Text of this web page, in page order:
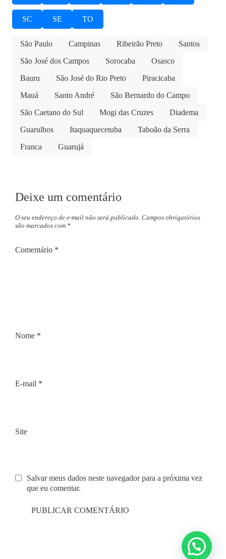
SC SE TO
São Paulo Campinas Ribeirão Preto
Santos
São José dos Campos
Sorocaba
Osasco
Bauru
São José do Rio Preto
Piracicaba
Mauá
Santo André
São Bernardo do Campo
São Caetano do Sul
Mogi das Cruzes
Diadema
Guarulhos
Itaquaquecetuba
Taboão da Serra
Franca
Guarujá
Deixe um comentário
O seu endereço de e-mail não será publicado. Campos obrigatórios
são marcados com *
Comentário *
Nome *
E-mail *
Site
Salvar meus dados neste navegador para a próxima vez
que eu comentar.